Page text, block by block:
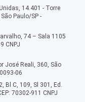
14.401 - Torre
Paulo/SP -
74 – Sala 1105
CNPJ
José Reali, 360, São
06
Bl C, 109, Sl 301, Ed.
70302-911 CNPJ